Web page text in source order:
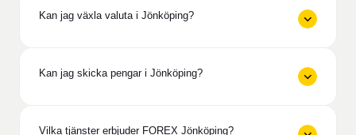
Kan jag växla valuta i Jönköping?
Kan jag skicka pengar i Jönköping?
Vilka tjänster erbjuder FOREX Jönköping?